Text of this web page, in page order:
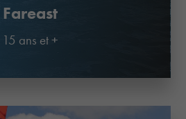
Fareast
15 ans et +